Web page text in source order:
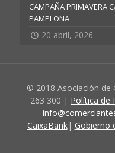
CAMPAÑA PRIMAVERA
PAMPLONA
20 abril, 2026
© 2018 Asociación de
263 300 | Política de
CaixaBank| Gobierno